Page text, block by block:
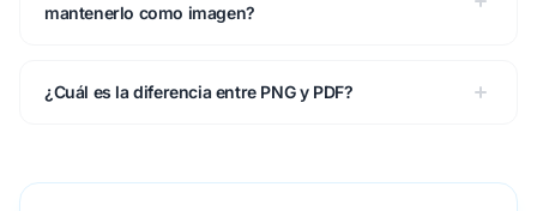
mantenerlo como imagen?
¿Cuál es la diferencia entre PNG y PDF?